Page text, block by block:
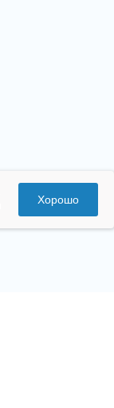
Хорошо